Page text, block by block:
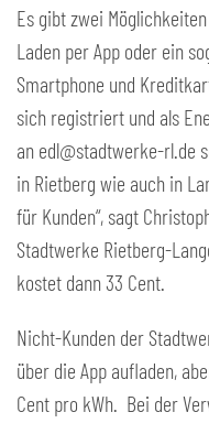
Es gibt zwei
Laden per App oder ein
Smartphone und
sich registriert und als
an edl@stadtwerke-rl.de
in Rietberg wie auch in
für Kunden“, sagt
Stadtwerke Rietberg-
kostet dann 33 Cent.
Nicht-Kunden der
über die App aufladen,
Cent pro kWh. Bei der